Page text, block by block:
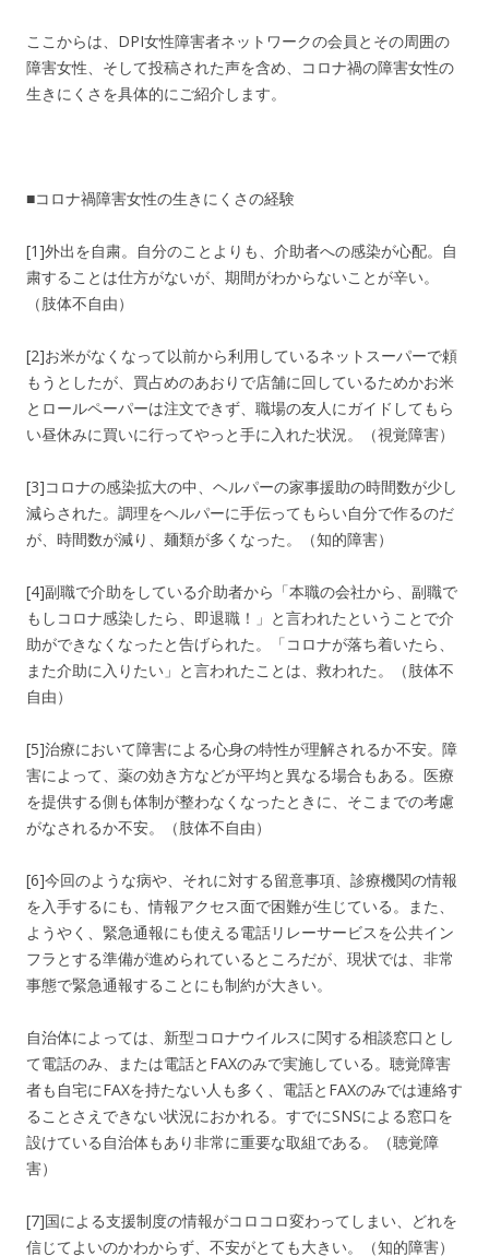
ここからは、DPI女性障害者ネットワークの会員とその周囲の
障害女性、そして投稿された声を含め、コロナ禍の障害女性の
生きにくさを具体的にご紹介します。
■コロナ禍障害女性の生きにくさの経験
[1]外出を自粛。自分のことよりも、介助者への感染が心配。自
粛することは仕方がないが、期間がわからないことが辛い。
（肢体不自由）
[2]お米がなくなって以前から利用しているネットスーパーで頼
もうとしたが、買占めのあおりで店舗に回しているためかお米
とロールペーパーは注文できず、職場の友人にガイドしてもら
い昼休みに買いに行ってやっと手に入れた状況。（視覚障害）
[3]コロナの感染拡大の中、ヘルパーの家事援助の時間数が少し
減らされた。調理をヘルパーに手伝ってもらい自分で作るのだ
が、時間数が減り、麺類が多くなった。（知的障害）
[4]副職で介助をしている介助者から「本職の会社から、副職で
もしコロナ感染したら、即退職！」と言われたということで介
助ができなくなったと告げられた。「コロナが落ち着いたら、
また介助に入りたい」と言われたことは、救われた。（肢体不
自由）
[5]治療において障害による心身の特性が理解されるか不安。障
害によって、薬の効き方などが平均と異なる場合もある。医療
を提供する側も体制が整わなくなったときに、そこまでの考慮
がなされるか不安。（肢体不自由）
[6]今回のような病や、それに対する留意事項、診療機関の情報
を入手するにも、情報アクセス面で困難が生じている。また、
ようやく、緊急通報にも使える電話リレーサービスを公共イン
フラとする準備が進められているところだが、現状では、非常
事態で緊急通報することにも制約が大きい。
自治体によっては、新型コロナウイルスに関する相談窓口とし
て電話のみ、または電話とFAXのみで実施している。聴覚障害
者も自宅にFAXを持たない人も多く、電話とFAXのみでは連絡す
ることさえできない状況におかれる。すでにSNSによる窓口を
設けている自治体もあり非常に重要な取組である。（聴覚障
害）
[7]国による支援制度の情報がコロコロ変わってしまい、どれを
信じてよいのかわからず、不安がとても大きい。（知的障害）